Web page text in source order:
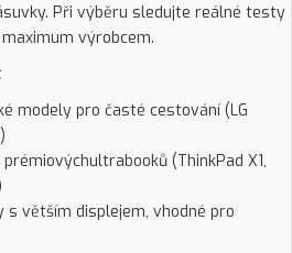
Při výběru sledujte reálné testy
výrobcem.
modely pro časté cestování (LG
(ThinkPad X1,
s větším displejem, vhodné pro